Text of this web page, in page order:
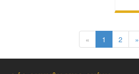
« 1 2 »